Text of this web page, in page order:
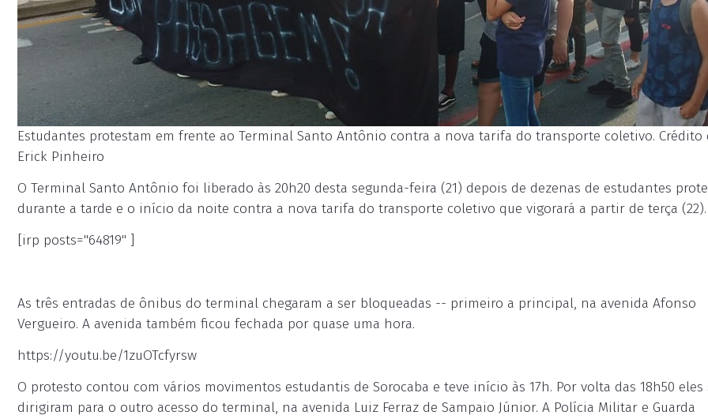
Estudantes protestam em frente ao Terminal Santo Antônio contra a nova tarifa do transporte coletivo. Crédito
Erick Pinheiro
O Terminal Santo Antônio foi liberado às 20h20 desta segunda-feira (21) depois de dezenas de estudantes
durante a tarde e o início da noite contra a nova tarifa do transporte coletivo que vigorará a partir de terça (22).
[irp posts="64819" ]
As três entradas de ônibus do terminal chegaram a ser bloqueadas -- primeiro a principal, na avenida Afonso
Vergueiro. A avenida também ficou fechada por quase uma hora.
https://youtu.be/1zuOTcfyrsw
O protesto contou com vários movimentos estudantis de Sorocaba e teve início às 17h. Por volta das 18h50 eles
dirigiram para o outro acesso do terminal, na avenida Luiz Ferraz de Sampaio Júnior. A Polícia Militar e Guarda